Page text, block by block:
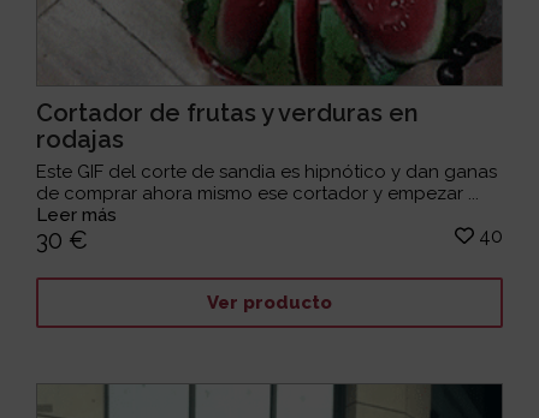
Cortador de frutas y verduras en
rodajas
Este GIF del corte de sandia es hipnótico y dan ganas
de comprar ahora mismo ese cortador y empezar ...
Leer más
30 € 40
Ver producto